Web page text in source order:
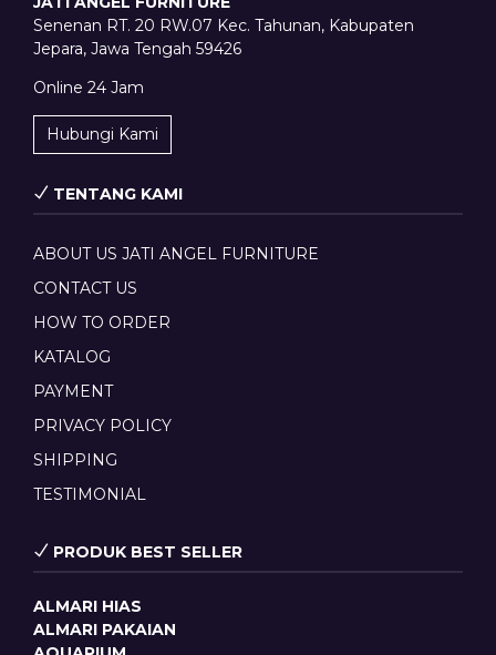
Senenan RT. 20 RW.07 Kec. Tahunan, Kabupaten
Jepara, Jawa Tengah 59426
Online 24 Jam
Hubungi Kami
TENTANG KAMI
ABOUT US JATI ANGEL FURNITURE
CONTACT US
HOW TO ORDER
KATALOG
PAYMENT
PRIVACY POLICY
SHIPPING
TESTIMONIAL
PRODUK BEST SELLER
ALMARI HIAS
ALMARI PAKAIAN